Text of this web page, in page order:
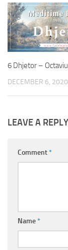
6 Dhjetor –
DECEMBER 6, 2020
LEAVE A REPLY
Comment*
Name*